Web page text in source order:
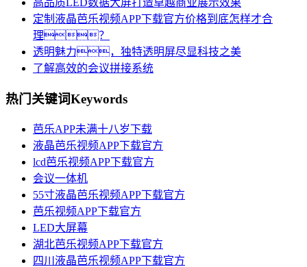
高品质LED数据大屏打造卓越商业展示效果
定制液晶芭乐视频APP下载官方价格到底怎样才合
理？
透明魅力，独特透明屏尽显科技之美
了解高效的会议拼接系统
热门关键词Keywords
芭乐APP未满十八岁下载
液晶芭乐视频APP下载官方
lcd芭乐视频APP下载官方
会议一体机
55寸液晶芭乐视频APP下载官方
芭乐视频APP下载官方
LED大屏幕
湖北芭乐视频APP下载官方
四川液晶芭乐视频APP下载官方